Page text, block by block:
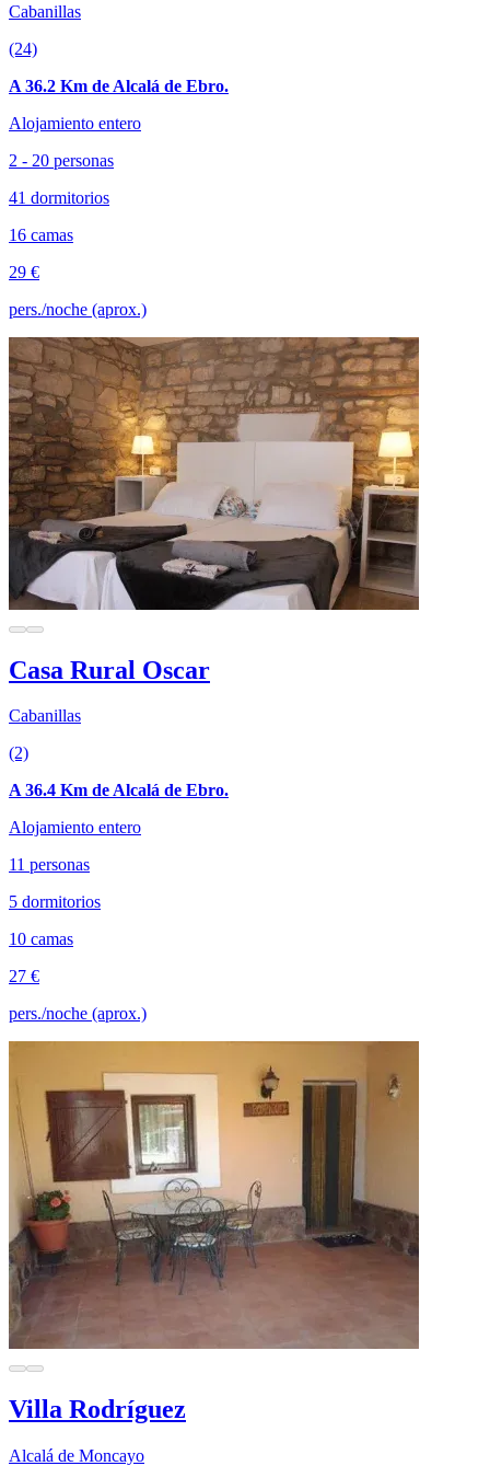
Cabanillas
(24)
A 36.2 Km de Alcalá de Ebro.
Alojamiento entero
2 - 20 personas
41 dormitorios
16 camas
29 €
pers./noche (aprox.)
Casa Rural Oscar
Cabanillas
(2)
A 36.4 Km de Alcalá de Ebro.
Alojamiento entero
11 personas
5 dormitorios
10 camas
27 €
pers./noche (aprox.)
Villa Rodríguez
Alcalá de Moncayo